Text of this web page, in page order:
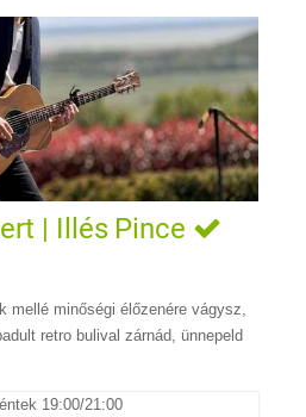
| Illés Pince
mellé minőségi élőzenére vágysz,
retro bulival zárnád, ünnepeld
19:00/21:00